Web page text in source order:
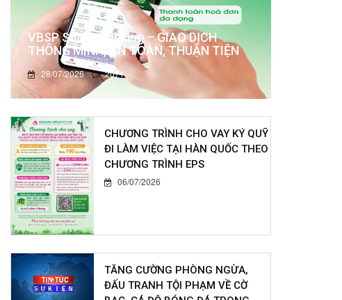
VBSP Smart Banking – GIAO DỊCH
THÔNG MINH, AN TOÀN, THUẬN TIỆN
28/07/2026 2071
CHƯƠNG TRÌNH CHO VAY KÝ QUỸ
ĐI LÀM VIỆC TẠI HÀN QUỐC THEO
CHƯƠNG TRÌNH EPS
06/07/2026
TĂNG CƯỜNG PHÒNG NGỪA,
ĐẤU TRANH TỘI PHẠM VỀ CỜ